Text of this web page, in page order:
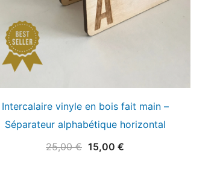
Intercalaire vinyle en bois fait main –
Séparateur alphabétique horizontal
25,00€ Le
15,00 €